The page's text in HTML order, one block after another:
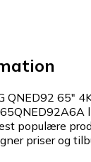
QNED92 65"
populære
priser og